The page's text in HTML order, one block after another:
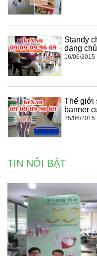
Standy
dạng
16/06/2015
Thế giới
banner
25/06/2015
TIN NỔI BẬT